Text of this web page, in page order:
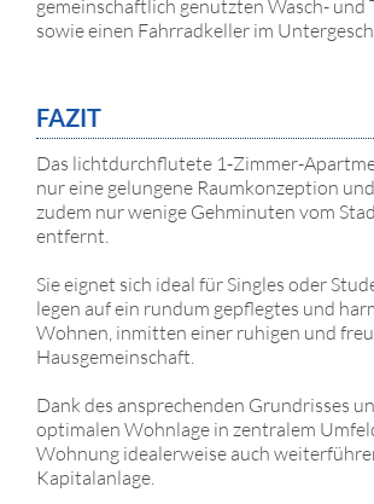
gemeinschaftlich genutzten Wasch- und
sowie einen Fahrradkeller im
FAZIT
Das lichtdurchflutete 1-Zimmer-
nur eine gelungene Raumkonzeption
zudem nur wenige Gehminuten vom
entfernt.
Sie eignet sich ideal für Singles oder
legen auf ein rundum gepflegtes und
Wohnen, inmitten einer ruhigen und
Hausgemeinschaft.
Dank des ansprechenden Grundrisses
optimalen Wohnlage in zentralem
Wohnung idealerweise auch
Kapitalanlage.